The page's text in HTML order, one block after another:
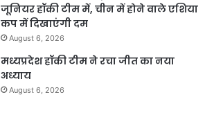
जूनियर हॉकी टीम में, चीन में होने वाले एशिया
कप में दिखाएंगी दम
August 6, 2026
मध्यप्रदेश हॉकी टीम ने रचा जीत का नया
अध्याय
August 6, 2026